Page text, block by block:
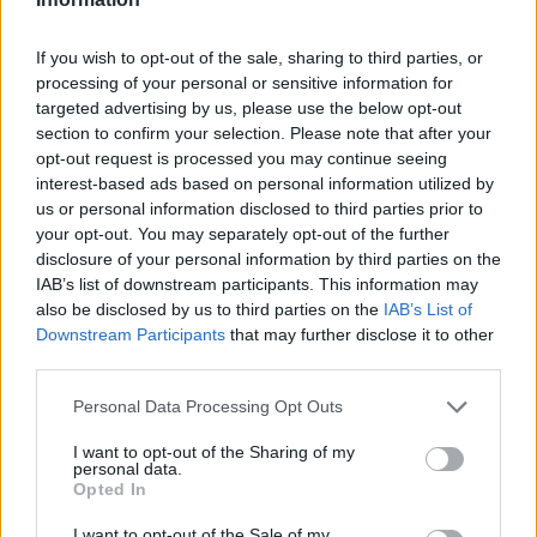
If you wish to opt-out of the sale, sharing to third parties, or
processing of your personal or sensitive information for
targeted advertising by us, please use the below opt-out
section to confirm your selection. Please note that after your
opt-out request is processed you may continue seeing
interest-based ads based on personal information utilized by
us or personal information disclosed to third parties prior to
your opt-out. You may separately opt-out of the further
disclosure of your personal information by third parties on the
IAB’s list of downstream participants. This information may
also be disclosed by us to third parties on the IAB’s List of
Downstream Participants that may further disclose it to other
Personal Data Processing Opt Outs
I want to opt-out of the Sharing of my
personal data.
Opted In
že pro spotřebitele bude stále výhodnější koupit nové zařízení.
Směrnice má přitom usnadnit opravy elektroniky i po skončení
záruční doby, zlepšit dostupnost náhradních dílů a zabránit
výrobcům, aby zásahy do zařízení zbytečně komplikovali nebo
znemožňovali. Nestanovuje však konkrétní cenový limit ani
způsob výpočtu ceny náhradních dílů a oprav.
David Chytil: Právo na opravu přichází
31.7.2026
Diskuse: 32
Každý rok končí v odpadu
miliony elektrospotřebičů,
přestože by mnohé z nich
mohly dál sloužit. Od 31.
začne v Evropě měnit. Členské státy začnou uplatňovat takzvané
vybraných výrobků i po skončení záruční doby a zlepšit
dostupnost náhradních dílů. Co nová pravidla přinesou, jak mohou
přispět ke snížení množství elektroodpadu a kde jsou jejich limity.